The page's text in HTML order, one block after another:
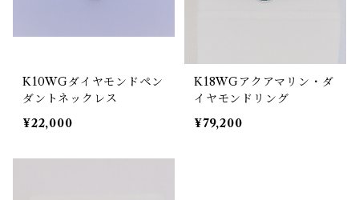
K10WGダイヤモンドペン
ダントネックレス
¥22,000
K18WGアクアマリン・ダ
イヤモンドリング
¥79,200